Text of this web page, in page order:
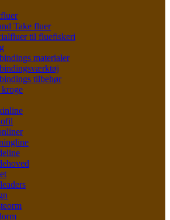
Take fluer
til fluefiskeri
materialer
tilbehør